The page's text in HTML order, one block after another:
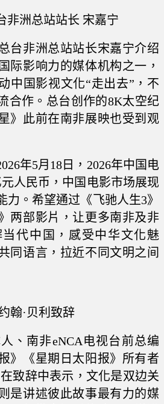
洲总站站长 宋嘉宁
非洲总站站长宋嘉宁介绍
际影响力的媒体机构之一，
中国影视文化“走出去”，不
合作。总台创作的8K太空纪
》此前在南非展映也受到观
年5月18日，2026年中国电
人民币，中国电影市场展现
力。希望通过《飞驰人生3》
两部影片，让更多南非及非
代中国，感受中华文化魅
同语言，拉近不同文明之间
翰·贝利致辞
南非eNCA电视台前总编
》《星期日太阳报》所有者
致辞中表示，文化是双边关
是讲述彼此故事最有力的媒